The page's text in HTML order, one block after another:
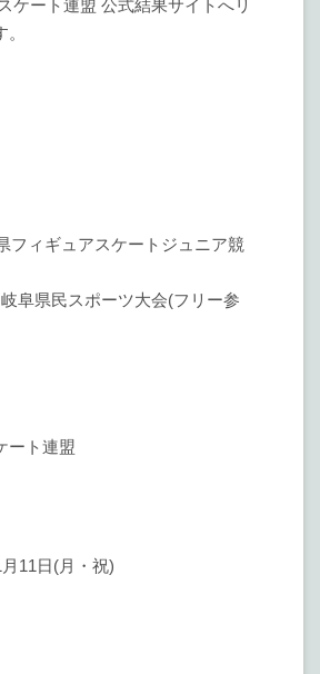
ート連盟 公式結果サイトへリ
フィギュアスケートジュニア競
阜県民スポーツ大会(フリー参
ート連盟
11日(月・祝)